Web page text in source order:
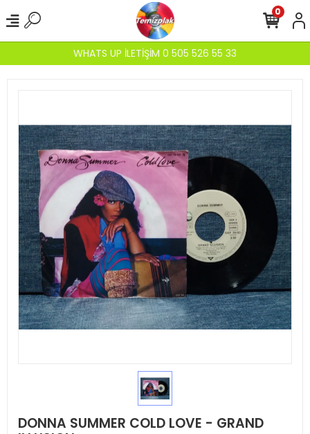
WHATS UP İLETİŞİM 0 505 526 55 33
0
DONNA SUMMER COLD LOVE - GRAND